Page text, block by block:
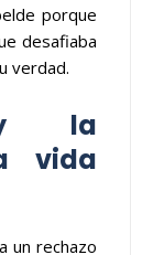
porque
desafiaba
verdad.
y la
vida
un rechazo